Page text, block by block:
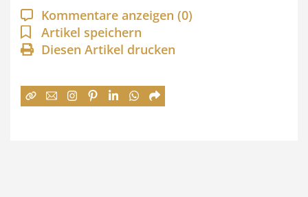
a
n
n
:
Kommentare anzeigen (0)
Artikel speichern
Diesen Artikel drucken